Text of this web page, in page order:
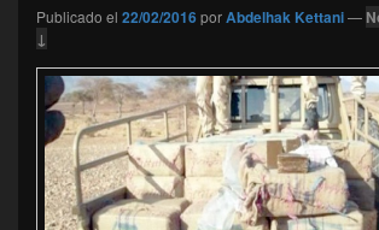
Publicado el 22/02/2016porAbdelhak Kettani—
↓